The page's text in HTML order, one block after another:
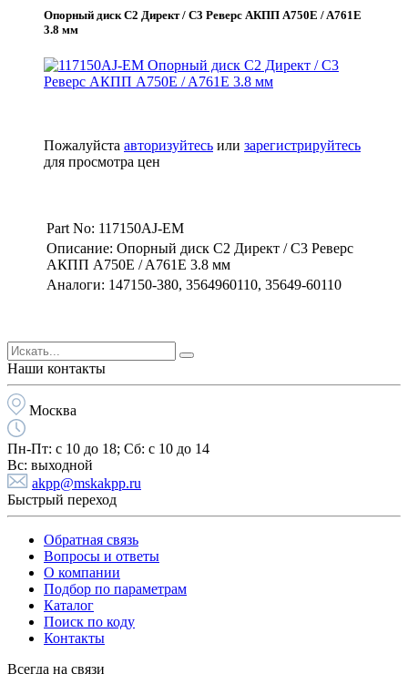
Опорный диск С2 Директ / С3 Реверс АКПП A750E / A761E
3.8 мм
Пожалуйста авторизуйтесь или зарегистрируйтесь
для просмотра цен
Part No: 117150AJ-EM
Описание: Опорный диск С2 Директ / С3 Реверс
АКПП A750E / A761E 3.8 мм
Аналоги: 147150-380, 3564960110, 35649-60110
Наши контакты
Москва
Пн-Пт: с 10 до 18; Cб: с 10 до 14
Вс: выходной
akpp@mskakpp.ru
Быстрый переход
Обратная связь
Вопросы и ответы
О компании
Подбор по параметрам
Каталог
Поиск по коду
Контакты
Всегда на связи